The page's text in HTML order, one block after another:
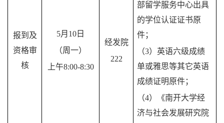
报到及
资格审
核
5月10日
（周一）
上午8:00-8:30
经发院
222
部留学服务中心出具
的学位认证证书原
件；
（3）英语六级成绩
单或雅思等其它英语
成绩证明原件；
（4）《南开大学经
济与社会发展研究院